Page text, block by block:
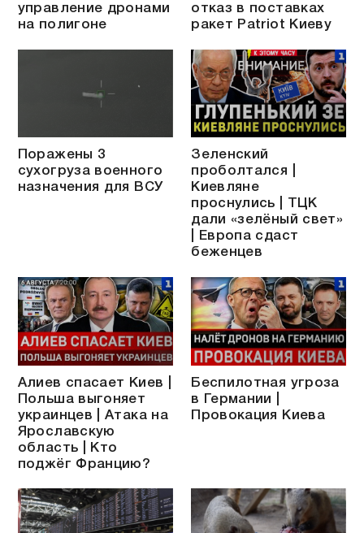
управление дронами
на полигоне
отказ в поставках
ракет Patriot Киеву
Поражены 3
сухогруза военного
назначения для ВСУ
Зеленский
проболтался |
Киевляне
проснулись | ТЦК
дали «зелёный свет»
| Европа сдаст
беженцев
Алиев спасает Киев |
Польша выгоняет
украинцев | Атака на
Ярославскую
область | Кто
поджёг Францию?
Беспилотная угроза
в Германии |
Провокация Киева